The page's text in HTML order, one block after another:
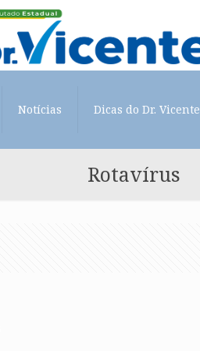
Notícias Dicas do Dr. Vicente
Rotavírus